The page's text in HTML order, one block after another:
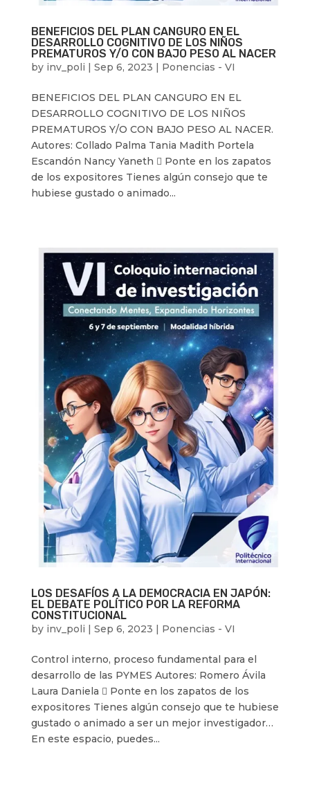
BENEFICIOS DEL PLAN CANGURO EN EL
DESARROLLO COGNITIVO DE LOS NIÑOS
PREMATUROS Y/O CON BAJO PESO AL NACER
by inv_poli | Sep 6, 2023 | Ponencias - VI
BENEFICIOS DEL PLAN CANGURO EN EL
DESARROLLO COGNITIVO DE LOS NIÑOS
PREMATUROS Y/O CON BAJO PESO AL NACER.
Autores: Collado Palma Tania Madith Portela
Escandón Nancy Yaneth  Ponte en los zapatos
de los expositores Tienes algún consejo que te
hubiese gustado o animado...
LOS DESAFÍOS A LA DEMOCRACIA EN JAPÓN:
EL DEBATE POLÍTICO POR LA REFORMA
CONSTITUCIONAL
by inv_poli | Sep 6, 2023 | Ponencias - VI
Control interno, proceso fundamental para el
desarrollo de las PYMES Autores: Romero Ávila
Laura Daniela  Ponte en los zapatos de los
expositores Tienes algún consejo que te hubiese
gustado o animado a ser un mejor investigador…
En este espacio, puedes...